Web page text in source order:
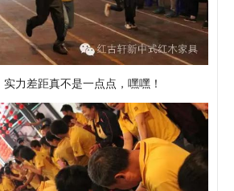
力差距真不是一点点，嘿嘿！